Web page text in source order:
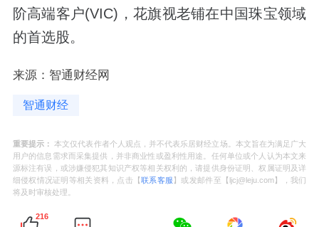
阶高端客户(VIC)，花旗视老铺在中国珠宝领域
的首选股。
来源：智通财经网
智通财经
重要提示： 本文仅代表作者个人观点，并不代表乐居财经立场。本文旨在为满足广大
用户的信息需求而采集提供，并非商业性或盈利性用途。任何单位或个人认为本文来
源标注有误，或涉嫌侵犯其知识产权等相关权利的，请提供身份证明、权属证明及详
细侵权情况证明等相关资料，点击【联系客服 】或发邮件至【ljcj@leju.com】，我们
将及时审核处理。
216